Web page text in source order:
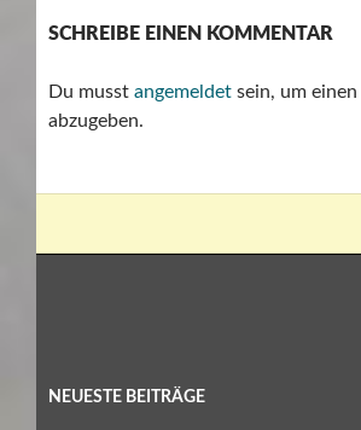
SCHREIBE EINEN KOMMENTAR
Du musst angemeldet sein, um
abzugeben.
NEUESTE BEITRÄGE